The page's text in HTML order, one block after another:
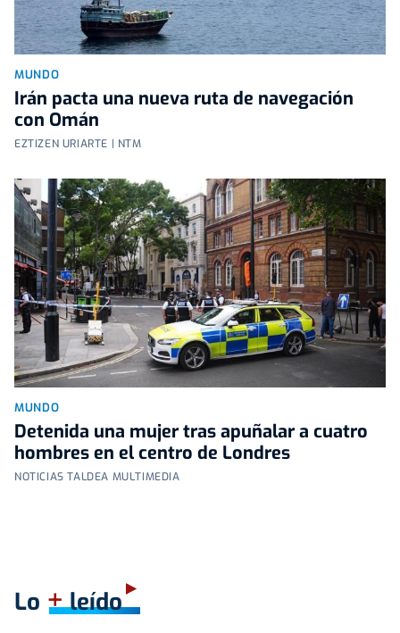
MUNDO
Irán pacta una nueva ruta de navegación
con Omán
EZTIZEN URIARTE | NTM
MUNDO
Detenida una mujer tras apuñalar a cuatro
hombres en el centro de Londres
NOTICIAS TALDEA MULTIMEDIA
Lo +leído